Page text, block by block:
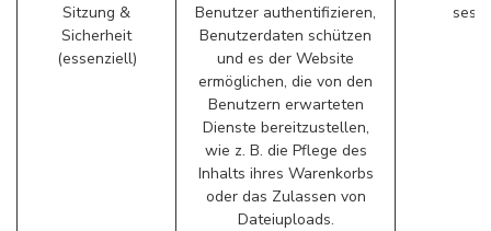
Sitzung &
Sicherheit
(essenziell)
Benutzer authentifizieren,
Benutzerdaten schützen
und es der Website
ermöglichen, die von den
Benutzern erwarteten
Dienste bereitzustellen,
wie z. B. die Pflege des
Inhalts ihres Warenkorbs
oder das Zulassen von
Dateiuploads.